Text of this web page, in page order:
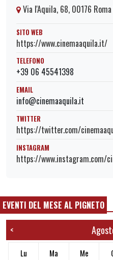
Via l'Aquila, 68, 00176 Roma
SITO WEB
https://www.cinemaaquila.it/
TELEFONO
+39 06 45541398
EMAIL
info@cinemaaquila.it
TWITTER
https://twitter.com/
INSTAGRAM
https://www.instagram.com/
EVENTI DEL MESE AL PIGNETO
<
Lu Ma Me